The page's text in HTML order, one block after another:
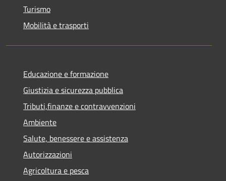
Turismo
Mobilità e trasporti
Educazione e formazione
Giustizia e sicurezza pubblica
Tributi,finanze e contravvenzioni
Ambiente
Salute, benessere e assistenza
Autorizzazioni
Agricoltura e pesca